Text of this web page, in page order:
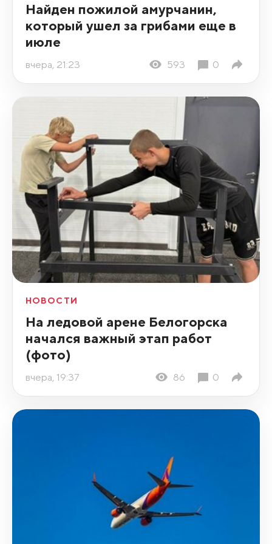
Найден пожилой амурчанин,
который ушел за грибами еще в
июле
вчера, 21:23 593 0
НОВОСТИ
На ледовой арене Белогорска
начался важный этап работ
(фото)
вчера, 19:37 86 0